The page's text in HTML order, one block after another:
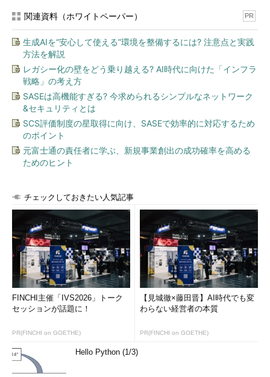
IDとパスワードを使うサービスにも配慮
ただし、Microsoft HelloとMicrosoft Passportの組み合わせも
万能ではない。現段階では、ユーザーIDとパスワードを使うオン
ラインサービスが多いためだ。引き続きフィッシングなどへの従
来型の対策が必要だ。
従来型の対策とは、Windows 7で導入された「Microsoft
SmartScreen」である。フィッシングサイトやマルウェアを含む
サイトのリストを利用することで防御する。Windows 10では証
明書のレピュテーション（信用）を評価し、不適切な証明書を使
用しているサイトへのアクセスもブロックする。
Security）などで利用するサーバ証明書は、本来なら信頼できる
ものだ。だが、2011年に起きたDigiNotarの事件（関連記事
加えて、Stuxnetでは第三者の正規の証明書を利用し、Flameで
はマイクロソフト証明書を偽装するなど、証明書に対する攻撃が
無視できない状況にある。証明書だからといって、必ずしも信頼
できるとはいえなくなっている。
SmartScreenの目的は、このような信頼できない証明書による
被害を防ぐことだ。アクセス時に証明書を厳密に評価し、偽証明
＊6） 「より信頼できる証明書利用環境へ向けて～ Internet
関連資料（ホワイトペーパー） PR
生成AIを“安心して使える”環境を整備するには? 注意点と実践
方法を解説
レガシー化の壁をどう乗り越える? AI時代に向けた「インフラ
戦略」の考え方
SASEは高機能すぎる? 今求められるシンプルなネットワーク
&セキュリティとは
SCS評価制度の星取得に向け、SASEで効率的に対応するため
のポイント
元富士通の責任者に学ぶ、新規事業創出の成功確率を高める
ためのヒント
チェックしておきたい人気記事
FINCHI主催「IVS2026」トーク
セッションが話題に！
PR(FINCHI on GOETHE)
【見城徹×藤田晋】AI時代でも変
わらない経営者の本質
PR(FINCHI on GOETHE)
Hello Python (1/3)